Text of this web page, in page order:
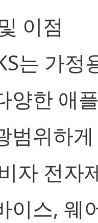
이점
는 가정
양한 애
범위하
자 전자
이스, 웨